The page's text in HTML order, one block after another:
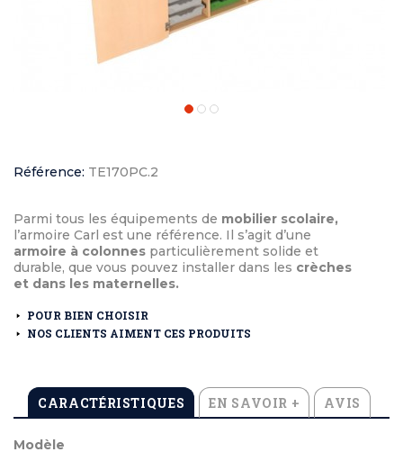
Référence: TE170PC.2
Parmi tous les équipements de mobilier scolaire,
l’armoire Carl est une référence. Il s’agit d’une
armoire à colonnes particulièrement solide et
durable, que vous pouvez installer dans les crèches
et dans les maternelles.
POUR BIEN CHOISIR
NOS CLIENTS AIMENT CES PRODUITS
CARACTÉRISTIQUES EN SAVOIR + AVIS
Modèle